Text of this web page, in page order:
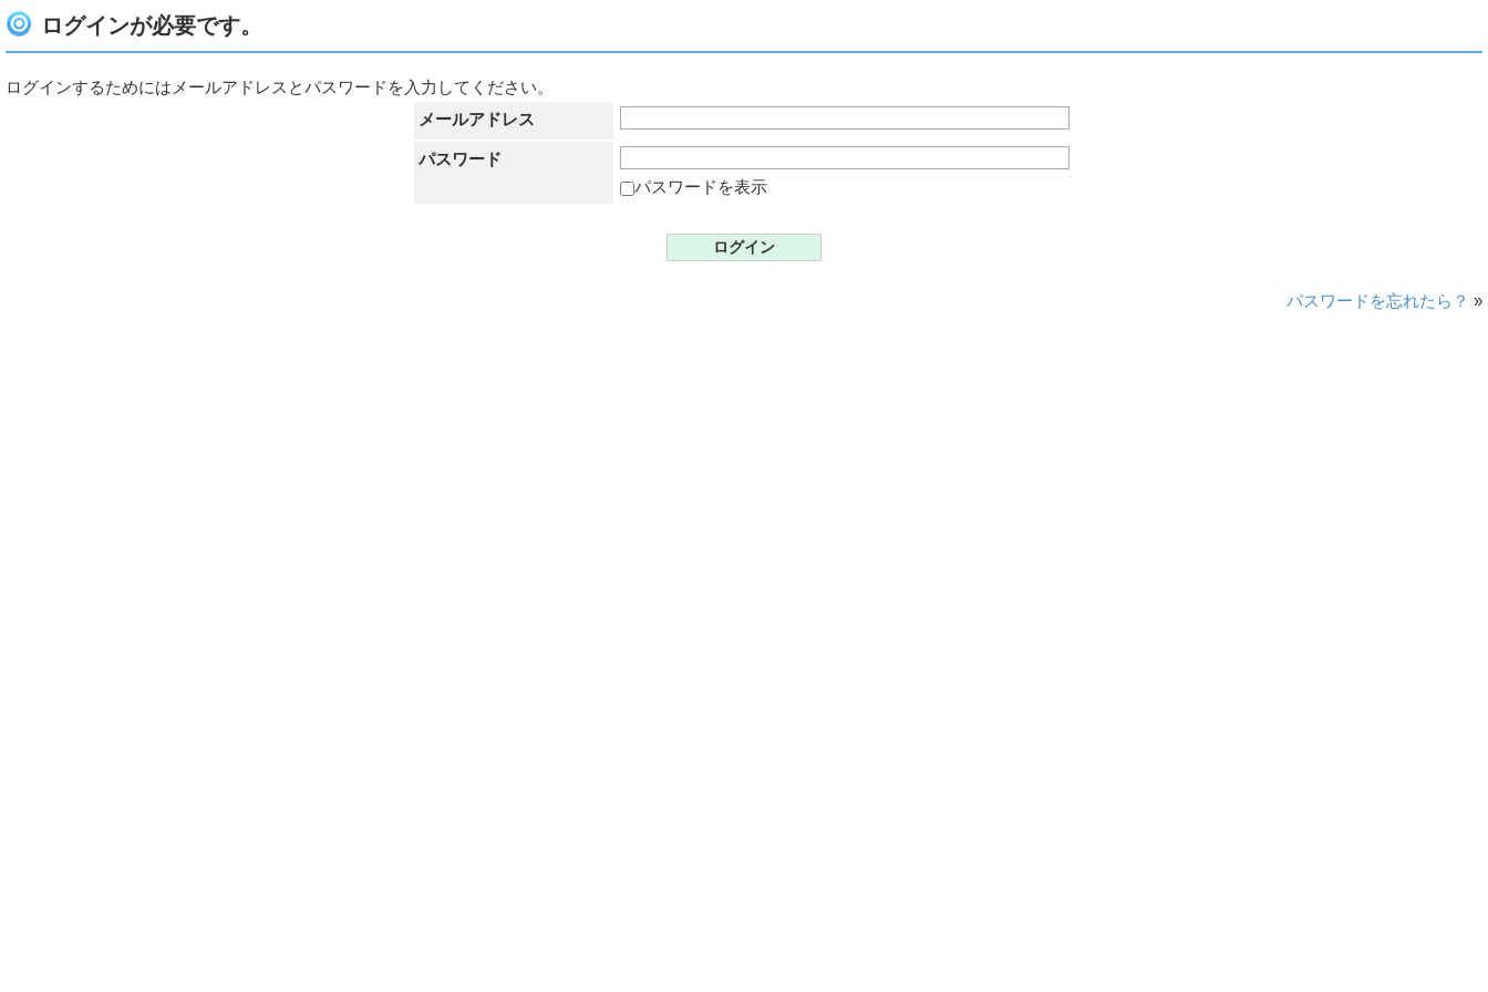
ログインが必要です。
ログインするためにはメールアドレスとパスワードを入力してください。
メールアドレス
パスワード
パスワードを表示
パスワードを忘れたら？ »